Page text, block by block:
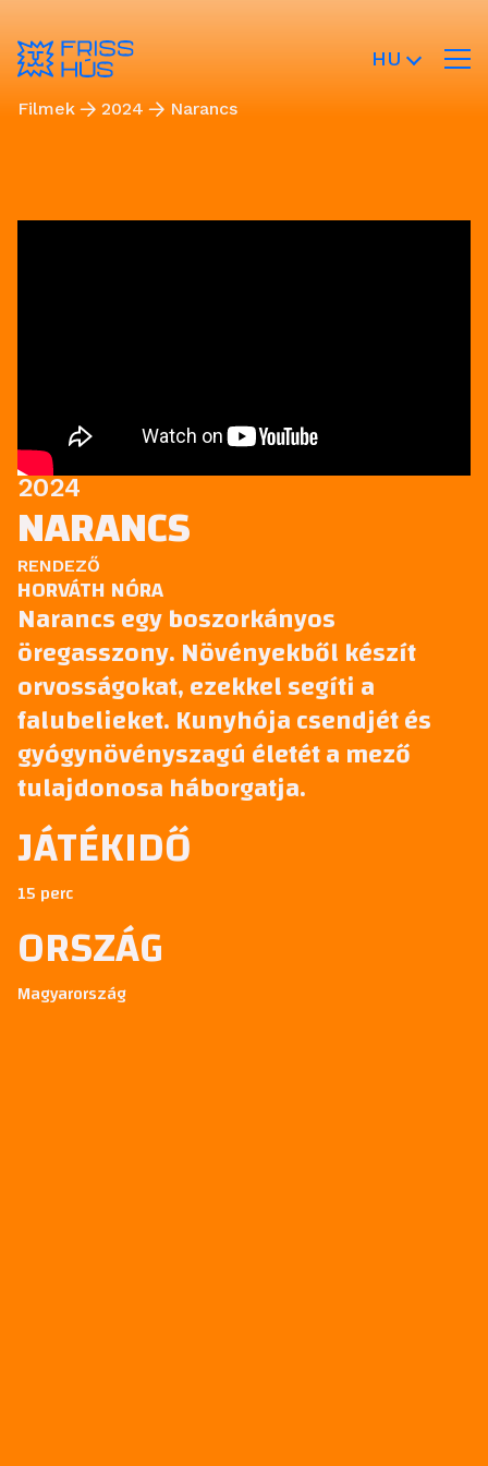
HU
Filmek 2024 Narancs
2024
NARANCS
RENDEZŐ
HORVÁTH NÓRA
Narancs egy boszorkányos
öregasszony. Növényekből készít
orvosságokat, ezekkel segíti a
falubelieket. Kunyhója csendjét és
gyógynövényszagú életét a mező
tulajdonosa háborgatja.
JÁTÉKIDŐ
15 perc
ORSZÁG
Magyarország